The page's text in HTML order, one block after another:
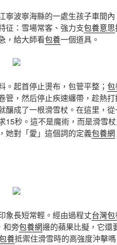
寧波寧海縣的一處生孩子車間
征：雪場常客、強力支包養意思
，給大師看包養一個道具。
。起首停止燙布，包管平整； 包
管，然后停止疾速纏帶，趁熱
釀成了一根滑雪杖。在這里，從
15秒。這不是魔術，而是滑雪
她對「愛」這個詞的定義包養網
象長短常輕。經由過程丈台灣
和旁包養網邊的蘋果比擬，它還
養抵禦住滑雪時的高強度沖擊嗎